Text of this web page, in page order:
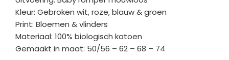
Kleur: Gebroken wit, roze, blauw & groen
Print: Bloemen & vlinders
Materiaal: 100% biologisch katoen
Gemaakt in maat: 50/56 – 62 – 68 – 74